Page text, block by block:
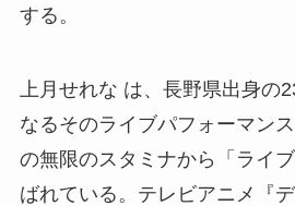
する。
上月せれな は、長野県出身の
なるそのライブパフォーマン
の無限のスタミナから「ライ
ばれている。テレビアニメ『